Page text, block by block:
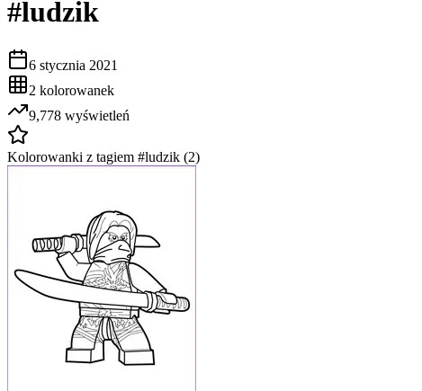
#ludzik
6 stycznia 2021
2 kolorowanek
9,778 wyświetleń
Kolorowanki z tagiem #ludzik (2)